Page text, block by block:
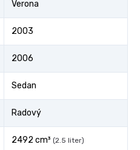
Verona
2003
2006
Sedan
Radový
2492 cm³ (2.5 liter)